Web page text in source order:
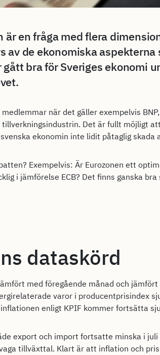
är en fråga med flera
av de ekonomiska aspekterna
bra för Sveriges ekonomi
när det gäller exempelvis
Det är fullt möjligt
ekonomin inte lidit påtaglig skada
Exempelvis: Är Eurozonen ett
i jämförelse ECB? Det finns ganska
dataskörd
med föregående månad och
varor i producentprisindex
enligt KPIF kommer fortsätta
export och import fortsatte minska i
tillväxttal. Klart är att inflation och